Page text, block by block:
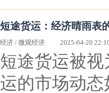
短途货运：经济晴雨表
经济 / 微观经济 2025-04-20
短途货运被
运的市场动